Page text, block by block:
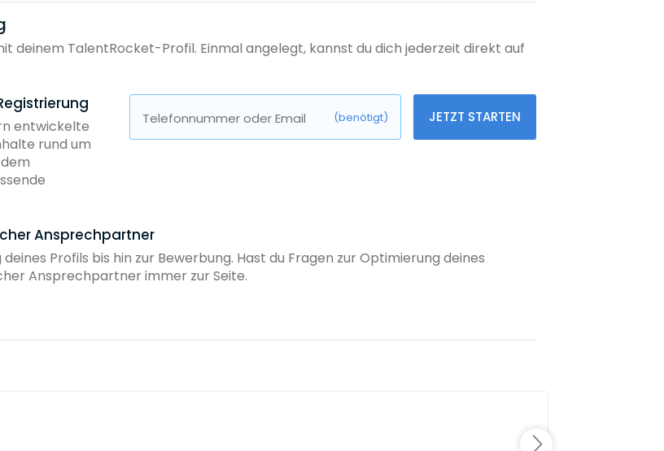
deinem TalentRocket-Profil. Einmal angelegt, kannst du dich jederzeit direkt auf
entwickelte
rund um
Telefonnummer oder Email (benötigt) JETZT STARTEN
Ansprechpartner
Profils bis hin zur Bewerbung. Hast du Fragen zur Optimierung deines
Ansprechpartner immer zur Seite.